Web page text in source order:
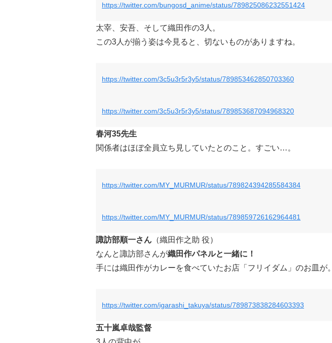
https://twitter.com/bungosd_anime/status/789825086232551424
太宰、安吾、そして織田作の3人。
この3人が揃う姿は今見ると、切ないものがありますね。
https://twitter.com/3c5u3r5r3y5/status/789853462850703360
https://twitter.com/3c5u3r5r3y5/status/789853687094968320
春河35先生
関係者はほぼ全員立ち見していたとのこと。すごい…。
https://twitter.com/MY_MURMUR/status/789824394285584384
https://twitter.com/MY_MURMUR/status/789859726162964481
諏訪部順一さん （織田作之助 役）
なんと諏訪部さんが織田作パネルと一緒に！
手には織田作がカレーを食べていたお店「フリイダム」のお皿が。
https://twitter.com/igarashi_takuya/status/789873838284603393
五十嵐卓哉監督